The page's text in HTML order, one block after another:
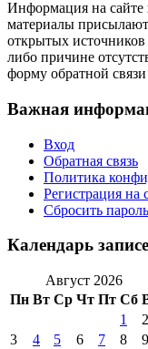
Информация на сайте
материалы
открытых
либо причине
форму обратной связи
Важная
Вход
Обратная связь
Политика
Регистрация на
Сбросить пароль
Календарь
Август 2026
Пн Вт Ср Чт Пт Сб
1
2
3
4 5 6 7 8
9